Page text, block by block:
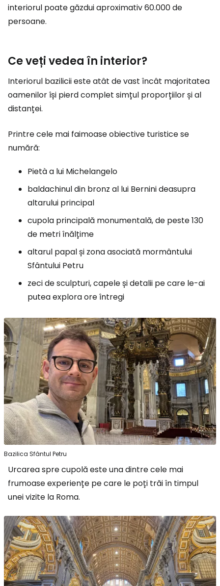
interiorul poate găzdui aproximativ 60.000 de
persoane.
Ce veți vedea în interior?
Interiorul bazilicii este atât de vast încât majoritatea
oamenilor își pierd complet simțul proporțiilor și al
distanței.
Printre cele mai faimoase obiective turistice se
numără:
Pietà a lui Michelangelo
baldachinul din bronz al lui Bernini deasupra
altarului principal
cupola principală monumentală, de peste 130
de metri înălțime
altarul papal și zona asociată mormântului
Sfântului Petru
zeci de sculpturi, capele și detalii pe care le-ai
putea explora ore întregi
Bazilica Sfântul Petru
Urcarea spre cupolă este una dintre cele mai
frumoase experiențe pe care le poți trăi în timpul
unei vizite la Roma.